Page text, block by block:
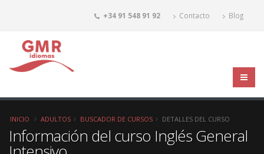
+34 91 548 91 92 Contacto Blog
INICIO ADULTOS BUSCADOR DE CURSOS DETALLES DEL CURSO
Información del curso Inglés General